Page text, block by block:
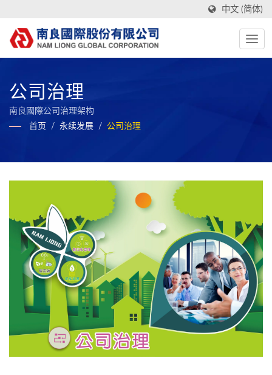
中文 (简体)
公司治理
南良國際公司治理架构
首页 / 永续发展 / 公司治理